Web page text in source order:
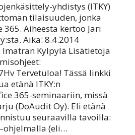
yhdistys (ITKY)
tilaisuuden, jonka
365. Aiheesta kertoo Jari
Aika: 8.4.2014
Imatran Kylpylä Lisätietoja
Tervetuloa! Tässä linkki
etänä ITKY:n
365-seminaariin, missä
(DoAudit Oy). Eli etänä
seuraavilla tavoilla:
(eli…